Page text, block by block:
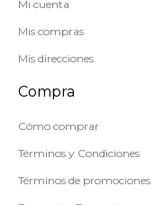
Mi cuenta
Mis compras
Mis direcciones
Compra
Cómo comprar
Términos y Condiciones
Términos de promociones